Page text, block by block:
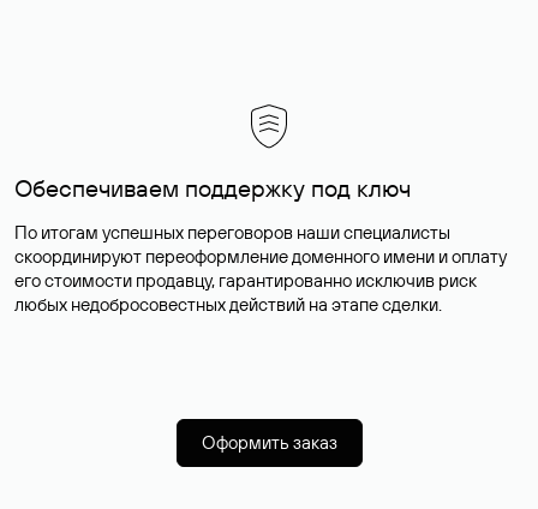
Обеспечиваем поддержку под ключ
По итогам успешных переговоров наши специалисты
скоординируют переоформление доменного имени и оплату
его стоимости продавцу, гарантированно исключив риск
любых недобросовестных действий на этапе сделки.
Оформить заказ